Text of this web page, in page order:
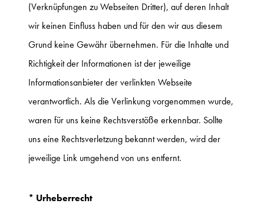
(Verknüpfungen zu Webseiten Dritter), auf deren Inhalt
wir keinen Einfluss haben und für den wir aus diesem
Grund keine Gewähr übernehmen. Für die Inhalte und
Richtigkeit der Informationen ist der jeweilige
Informationsanbieter der verlinkten Webseite
verantwortlich. Als die Verlinkung vorgenommen wurde,
waren für uns keine Rechtsverstöße erkennbar. Sollte
uns eine Rechtsverletzung bekannt werden, wird der
jeweilige Link umgehend von uns entfernt.
* Urheberrecht